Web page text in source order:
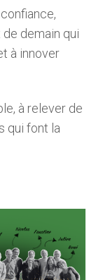
demain qui
à innover
à relever de
qui font la